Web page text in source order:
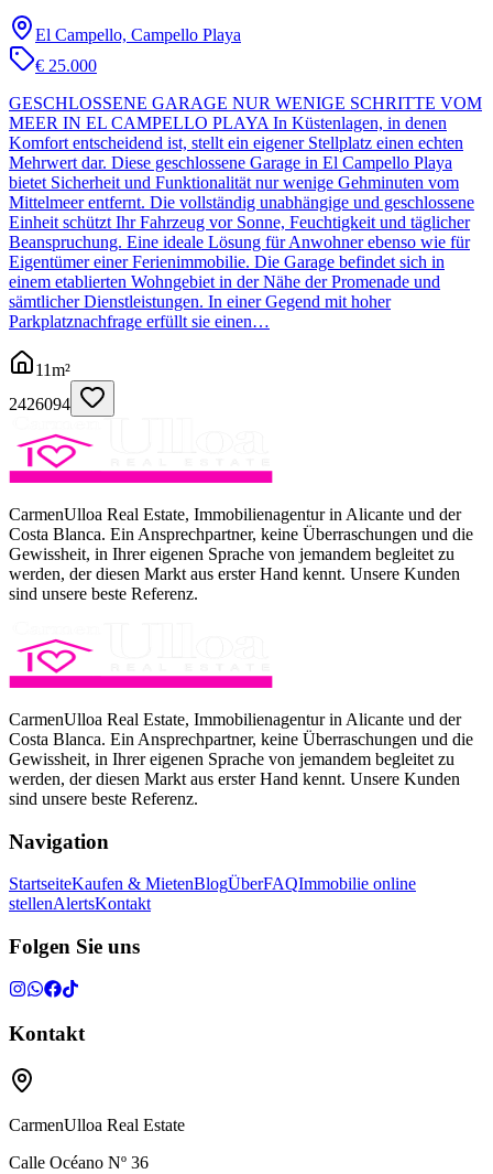
El Campello, Campello Playa
€ 25.000
GESCHLOSSENE GARAGE NUR WENIGE SCHRITTE VOM
MEER IN EL CAMPELLO PLAYA In Küstenlagen, in denen
Komfort entscheidend ist, stellt ein eigener Stellplatz einen echten
Mehrwert dar. Diese geschlossene Garage in El Campello Playa
bietet Sicherheit und Funktionalität nur wenige Gehminuten vom
Mittelmeer entfernt. Die vollständig unabhängige und geschlossene
Einheit schützt Ihr Fahrzeug vor Sonne, Feuchtigkeit und täglicher
Beanspruchung. Eine ideale Lösung für Anwohner ebenso wie für
Eigentümer einer Ferienimmobilie. Die Garage befindet sich in
einem etablierten Wohngebiet in der Nähe der Promenade und
sämtlicher Dienstleistungen. In einer Gegend mit hoher
Parkplatznachfrage erfüllt sie einen…
11m²
2426094
CarmenUlloa Real Estate, Immobilienagentur in Alicante und der
Costa Blanca. Ein Ansprechpartner, keine Überraschungen und die
Gewissheit, in Ihrer eigenen Sprache von jemandem begleitet zu
werden, der diesen Markt aus erster Hand kennt. Unsere Kunden
sind unsere beste Referenz.
CarmenUlloa Real Estate, Immobilienagentur in Alicante und der
Costa Blanca. Ein Ansprechpartner, keine Überraschungen und die
Gewissheit, in Ihrer eigenen Sprache von jemandem begleitet zu
werden, der diesen Markt aus erster Hand kennt. Unsere Kunden
sind unsere beste Referenz.
Navigation
StartseiteKaufen & MietenBlogÜberFAQImmobilie online
stellenAlertsKontakt
Folgen Sie uns
Kontakt
CarmenUlloa Real Estate
Calle Océano Nº 36